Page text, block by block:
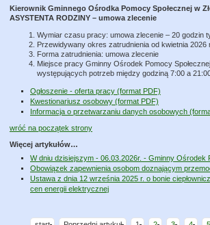
Kierownik Gminnego Ośrodka Pomocy Społecznej w
ASYSTENTA RODZINY – umowa zlecenie
Wymiar czasu pracy: umowa zlecenie – 20 godzin
Przewidywany okres zatrudnienia od kwietnia
Forma zatrudnienia: umowa zlecenie
Miejsce pracy Gminny Ośrodek Pomocy
występujących potrzeb między godziną 7:00 a
Ogłoszenie - oferta pracy (format PDF)
Kwestionariusz osobowy (format PDF)
Informacja o przetwarzaniu danych osobowych
wróć na początek strony
Więcej artykułów…
W dniu dzisiejszym - 06.03.2026r. - Gminny Ośrodek
Obowiązek zapewnienia osobom doznającym
Ustawa z dnia 12 września 2025 r. o bonie
cen energii elektrycznej